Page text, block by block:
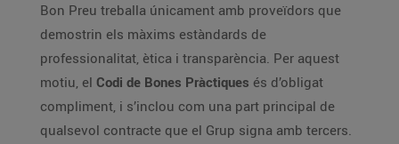
Bon Preu treballa únicament amb proveïdors que
demostrin els màxims estàndards de
professionalitat, ètica i transparència. Per aquest
motiu, el Codi de Bones Pràctiques és d’obligat
compliment, i s’inclou com una part principal de
qualsevol contracte que el Grup signa amb tercers.